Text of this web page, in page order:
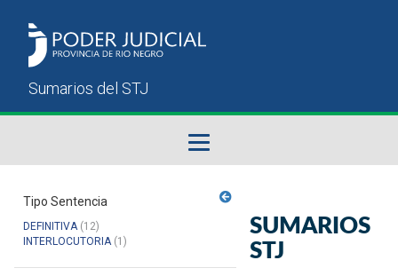
Sumarios del STJ
Tipo Sentencia
DEFINITIVA(12)
INTERLOCUTORIA(1)
SUMARIOS
STJ